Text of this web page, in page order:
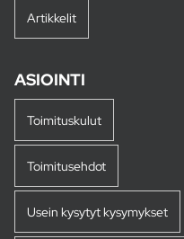
Artikkelit
ASIOINTI
Toimituskulut
Toimitusehdot
Usein kysytyt kysymykset